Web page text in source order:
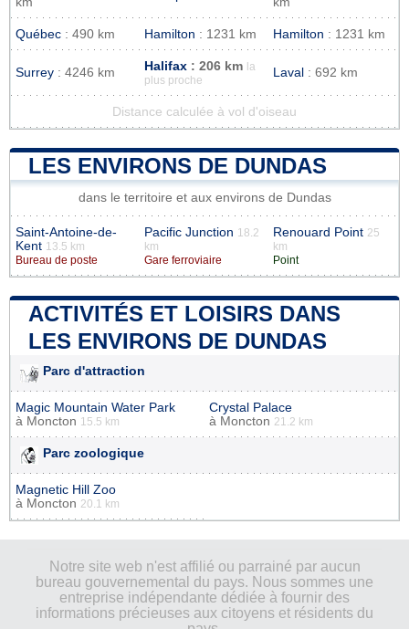
Québec : 490 km Hamilton : 1231 km Hamilton : 1231 km
Surrey : 4246 km Halifax : 206 km
la
plus proche
Laval : 692 km
Distance calculée à vol d'oiseau
LES ENVIRONS DE DUNDAS
dans le territoire et aux environs de Dundas
Saint-Antoine-de-
Kent 13.5 km
Bureau de poste
Pacific Junction 18.2
km
Gare ferroviaire
Renouard Point 25
km
Point
ACTIVITÉS ET LOISIRS DANS
LES ENVIRONS DE DUNDAS
Parc d'attraction
Magic Mountain Water Park
à Moncton 15.5 km
Crystal Palace
à Moncton 21.2 km
Parc zoologique
Magnetic Hill Zoo
à Moncton 20.1 km
Notre site web n'est affilié ou parrainé par aucun
bureau gouvernemental du pays. Nous sommes une
entreprise indépendante dédiée à fournir des
informations précieuses aux citoyens et résidents du